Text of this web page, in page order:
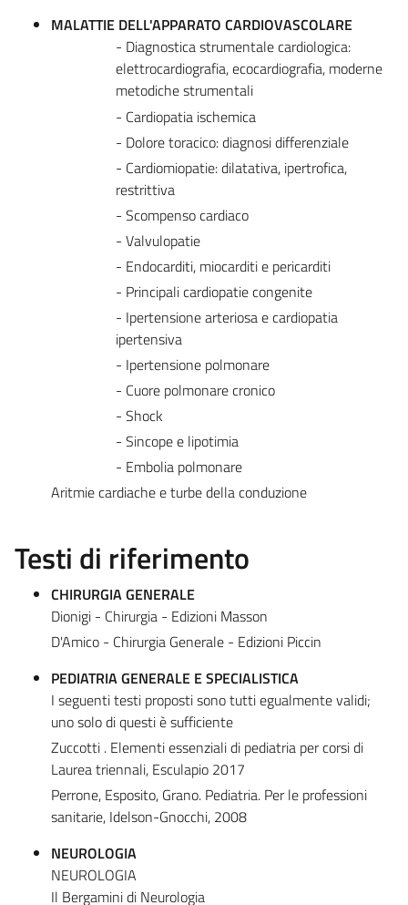
MALATTIE DELL'APPARATO CARDIOVASCOLARE
- Diagnostica strumentale cardiologica:
elettrocardiografia, ecocardiografia, moderne
metodiche strumentali
- Cardiopatia ischemica
- Dolore toracico: diagnosi differenziale
- Cardiomiopatie: dilatativa, ipertrofica,
restrittiva
- Scompenso cardiaco
- Valvulopatie
- Endocarditi, miocarditi e pericarditi
- Principali cardiopatie congenite
- Ipertensione arteriosa e cardiopatia
ipertensiva
- Ipertensione polmonare
- Cuore polmonare cronico
- Shock
- Sincope e lipotimia
- Embolia polmonare
Aritmie cardiache e turbe della conduzione
Testi di riferimento
CHIRURGIA GENERALE
Dionigi - Chirurgia - Edizioni Masson
D'Amico - Chirurgia Generale - Edizioni Piccin
PEDIATRIA GENERALE E SPECIALISTICA
I seguenti testi proposti sono tutti egualmente validi;
uno solo di questi è sufficiente
Zuccotti . Elementi essenziali di pediatria per corsi di
Laurea triennali, Esculapio 2017
Perrone, Esposito, Grano. Pediatria. Per le professioni
sanitarie, Idelson-Gnocchi, 2008
NEUROLOGIA
NEUROLOGIA
Il Bergamini di Neurologia